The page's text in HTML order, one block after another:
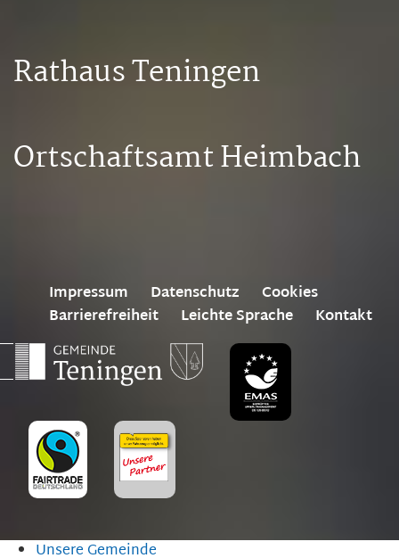
Rathaus Teningen
Ortschaftsamt Heimbach
Impressum Datenschutz
Cookies
Barrierefreiheit
Leichte Sprache Kontakt
Unsere Gemeinde